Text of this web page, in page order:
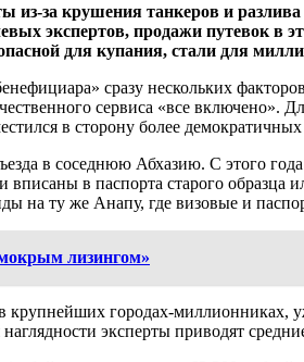
за крушения танкеров и
экспертов, продажи путевок
для купания, стали для
сразу нескольких
сервиса «все
в сторону более
в соседнюю Абхазию. С этого года
в паспорта старого
на ту же Анапу, где визовые и
лизингом»
городах-миллионниках,
наглядности эксперты приводят